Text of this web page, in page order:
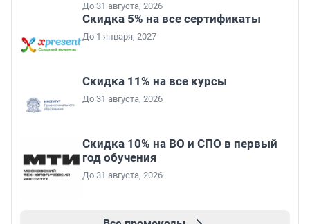
До 31 августа, 2026
Скидка 5% на все сертификаты
До 1 января, 2027
Скидка 11% на все курсы
До 31 августа, 2026
Скидка 10% на ВО и СПО в первый
год обучения
До 31 августа, 2026